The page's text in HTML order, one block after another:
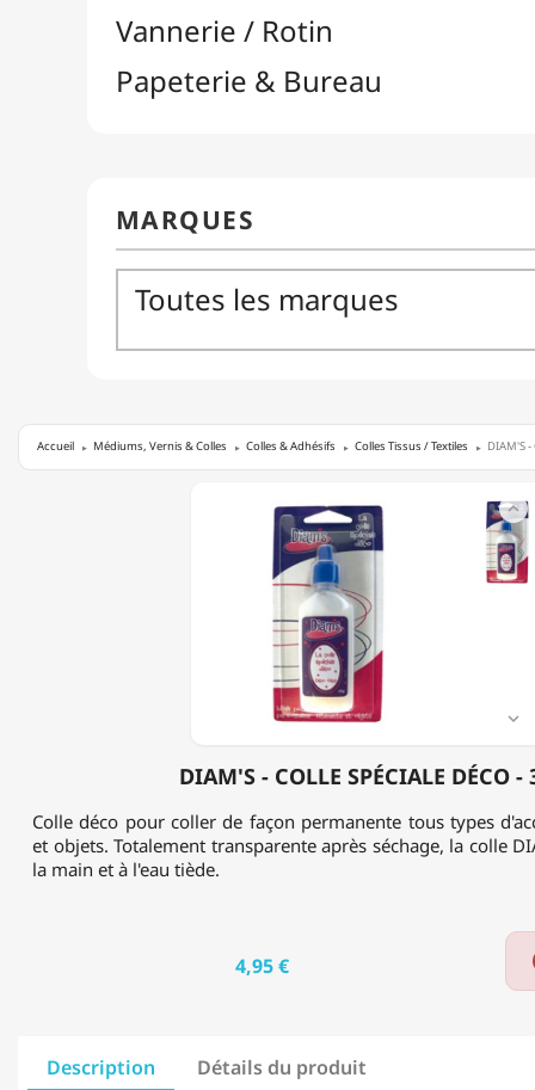
Accueil Médiums, Vernis & Colles Colles & Adhésifs Colles Tissus / Textiles DIAM'S -
DIAM'S - COLLE SPÉCIALE DÉCO -


Colle déco pour coller de façon permanente tous types
et objets. Totalement transparente après séchage, la colle
la main et à l'eau tiède.
4,95 €
Description Détails du produit